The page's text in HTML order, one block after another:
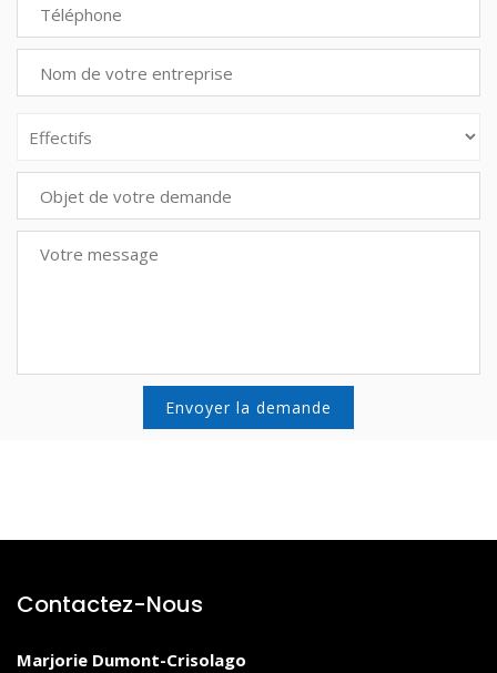
Contactez-Nous
Marjorie Dumont-Crisolago